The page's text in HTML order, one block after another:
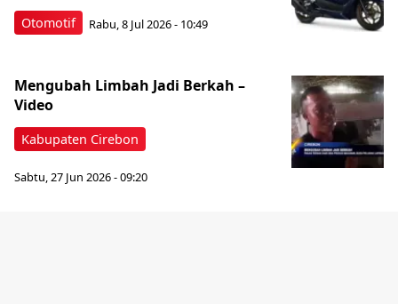
Otomotif Rabu, 8 Jul 2026 - 10:49
Kabupaten Cirebon
Mengubah Limbah Jadi Berkah –
Video
Sabtu, 27 Jun 2026 - 09:20